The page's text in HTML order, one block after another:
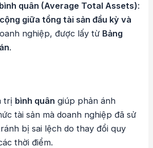
quân (Average Total Assets):
giữa tổng tài sản đầu kỳ và
nghiệp, được lấy từ Bảng
.
trị bình quân giúp phản ánh
tài sản mà doanh nghiệp đã sử
bị sai lệch do thay đổi quy
thời điểm.